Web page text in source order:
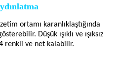
ortamı karanlıklaştığında
Düşük ışıklı ve ışıksız
renkli ve net kalabilir.